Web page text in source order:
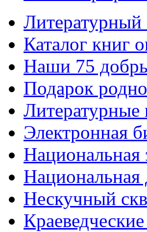
Литературный
Каталог книг
Наши 75
Подарок
Литературные
Электронная
Национальная
Национальная
Нескучный